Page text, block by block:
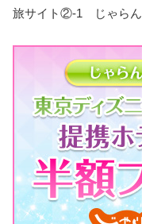
旅サイト②-1 じゃらん